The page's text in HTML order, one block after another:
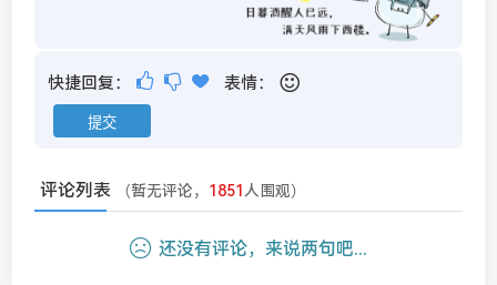
快捷回复： 表情：
评论列表 （暂无评论， 1851 人围观）
还没有评论，来说两句吧...